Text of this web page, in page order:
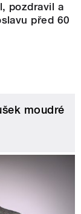
pozdravil a
před 60
moudré